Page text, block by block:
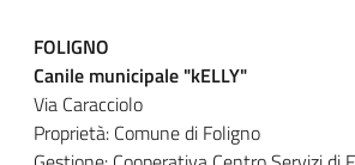
FOLIGNO
Canile municipale "kELLY"
Via Caracciolo
Proprietà: Comune di Foligno